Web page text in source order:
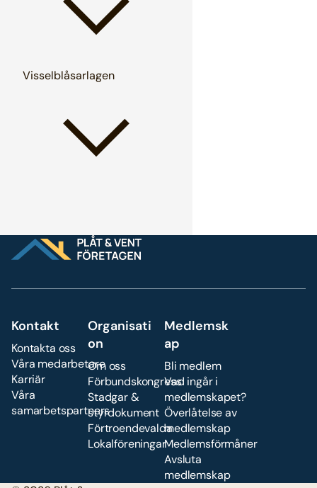
Visselblåsarlagen
Kontakt
Kontakta oss
Våra medarbetare
Karriär
Våra
samarbetspartners
Organisati
on
Om oss
Förbundskongress
Stadgar &
styrdokument
Förtroendevalda
Lokalföreningar
Medlemsk
ap
Bli medlem
Vad ingår i
medlemskapet?
Överlåtelse av
medlemskap
Medlemsförmåner
Avsluta
medlemskap